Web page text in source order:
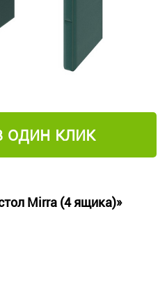
один клик
Mirra (4 ящика)»